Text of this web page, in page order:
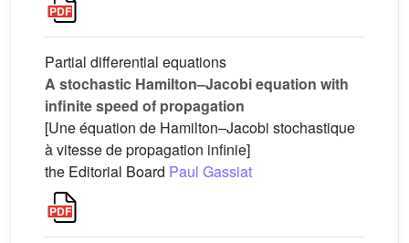
Partial differential equations
A stochastic Hamilton–Jacobi equation with
infinite speed of propagation
[Une équation de Hamilton–Jacobi stochastique
à vitesse de propagation infinie]
the Editorial Board Paul Gassiat